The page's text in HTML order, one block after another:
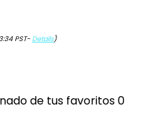
PST-Details)
de tus favoritos0